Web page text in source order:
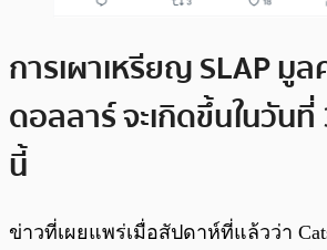
การเผาเหรียญ SLAP มู
ดอลลาร์ จะเกิดขึ้นในวัน
นี้
ข่าวที่เผยแพร่เมื่อสัปดาห์ที่แล้วว่า